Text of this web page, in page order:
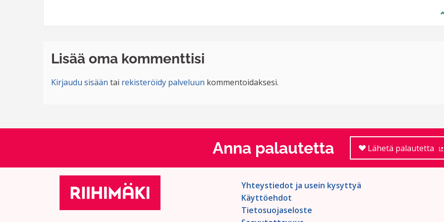
Lisää oma kommenttisi
Kirjaudu sisään tai rekisteröidy palveluun kommentoidaksesi.
Anna palautetta Lähetä palautetta
Yhteystiedot ja usein kysyttyä
Käyttöehdot
Tietosuojaseloste